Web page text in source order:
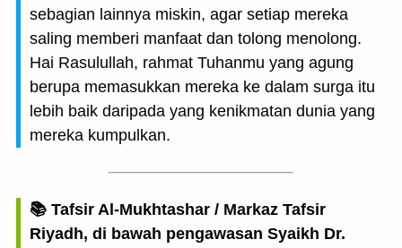
sebagian lainnya miskin, agar setiap mereka
saling memberi manfaat dan tolong menolong.
Hai Rasulullah, rahmat Tuhanmu yang agung
berupa memasukkan mereka ke dalam surga itu
lebih baik daripada yang kenikmatan dunia yang
mereka kumpulkan.
📚 Tafsir Al-Mukhtashar / Markaz Tafsir
Riyadh, di bawah pengawasan Syaikh Dr.